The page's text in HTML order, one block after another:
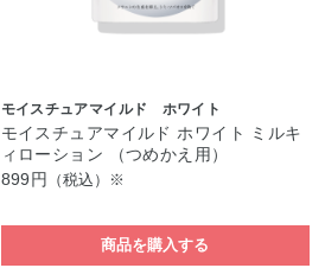
モイスチュアマイルド ホワイト
モイスチュアマイルド ホワイト ミルキ
ィローション （つめかえ用）
899円
（税込）※
商品を購入する